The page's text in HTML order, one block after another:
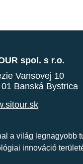
spol. s r.o.
Vansovej 10
Banská Bystrica
a világ legnagyobb
innováció